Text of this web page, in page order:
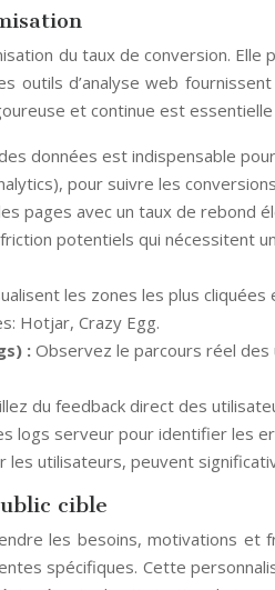
du taux de conversion.
outils d’analyse web
et continue est
données est indispensable
pour suivre les
pages avec un taux de rebond
potentiels qui nécessitent
les zones les plus
Hotjar, Crazy Egg.
: Observez le parcours réel
du feedback direct des
logs serveur pour identifier les
utilisateurs, peuvent
cible
les besoins, motivations
spécifiques. Cette